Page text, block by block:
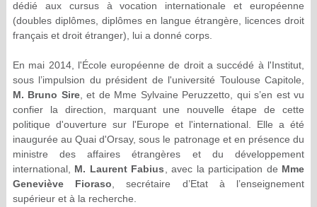
dédié aux cursus à vocation internationale et européenne
(doubles diplômes, diplômes en langue étrangère, licences droit
français et droit étranger), lui a donné corps.
En mai 2014, l'École européenne de droit a succédé à l'Institut,
sous l’impulsion du président de l'université Toulouse Capitole,
M. Bruno Sire, et de Mme Sylvaine Peruzzetto, qui s’en est vu
confier la direction, marquant une nouvelle étape de cette
politique d'ouverture sur l'Europe et l'international. Elle a été
inaugurée au Quai d'Orsay, sous le patronage et en présence du
ministre des affaires étrangères et du développement
international, M. Laurent Fabius , avec la participation de Mme
Geneviève Fioraso , secrétaire d’Etat à l’enseignement
supérieur et à la recherche.